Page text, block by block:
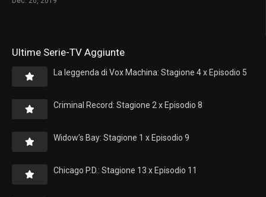
Ultime Serie-TV Aggiunte
La leggenda di Vox Machina: Stagione 4 x Episodio 5
Criminal Record: Stagione 2 x Episodio 8
Widow’s Bay: Stagione 1 x Episodio 9
Chicago P.D.: Stagione 13 x Episodio 11